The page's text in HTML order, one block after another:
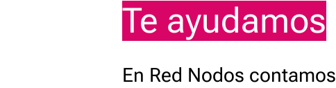
Te ayudamos
En Red Nodos